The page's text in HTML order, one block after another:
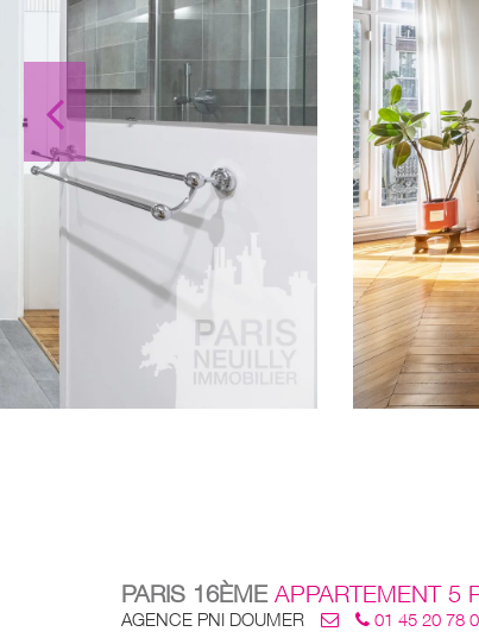
PARIS 16ÈME APPARTEMENT 5
AGENCE PNI DOUMER 01 45 20 78